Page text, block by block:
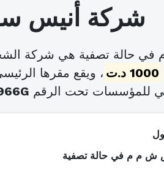
شركة أنيس
حالة تصفية هي شركة
1000 د.ت
للمؤسسات تحت الرقم
ش م م في حالة تصفية